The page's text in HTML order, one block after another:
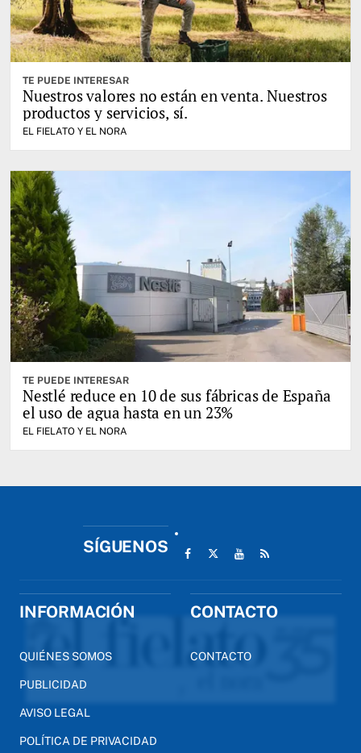
TE PUEDE INTERESAR
Nuestros valores no están en venta. Nuestros
productos y servicios, sí.
EL FIELATO Y EL NORA
TE PUEDE INTERESAR
Nestlé reduce en 10 de sus fábricas de España
el uso de agua hasta en un 23%
EL FIELATO Y EL NORA
SÍGUENOS
INFORMACIÓN
QUIÉNES SOMOS
PUBLICIDAD
AVISO LEGAL
POLÍTICA DE PRIVACIDAD
CONTACTO
CONTACTO